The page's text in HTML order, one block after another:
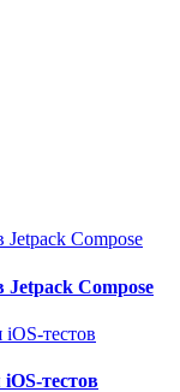
Jetpack Compose
тестов